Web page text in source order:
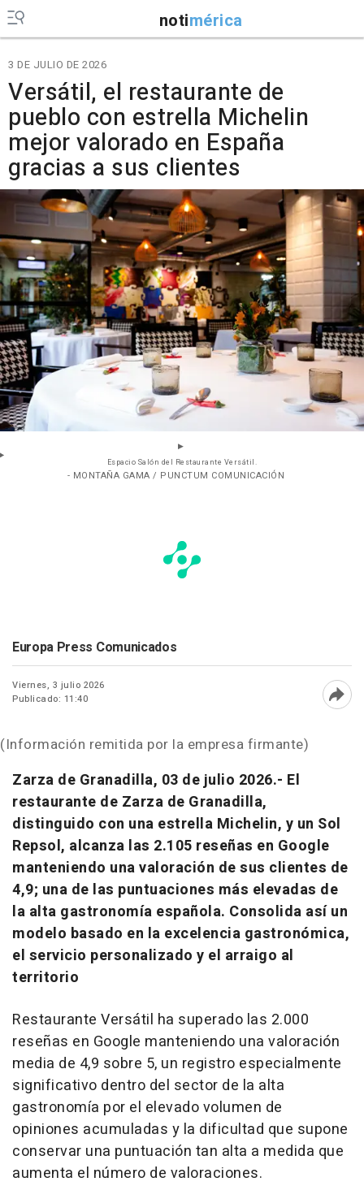
notimérica
3 DE JULIO DE 2026
Versátil, el restaurante de
pueblo con estrella Michelin
mejor valorado en España
gracias a sus clientes
Espacio Salón del Restaurante Versátil.
- MONTAÑA GAMA / PUNCTUM COMUNICACIÓN
Europa Press Comunicados
Viernes, 3 julio 2026
Publicado: 11:40
(Información remitida por la empresa firmante)
Zarza de Granadilla, 03 de julio 2026.- El
restaurante de Zarza de Granadilla,
distinguido con una estrella Michelin, y un Sol
Repsol, alcanza las 2.105 reseñas en Google
manteniendo una valoración de sus clientes de
4,9; una de las puntuaciones más elevadas de
la alta gastronomía española. Consolida así un
modelo basado en la excelencia gastronómica,
el servicio personalizado y el arraigo al
territorio
Restaurante Versátil ha superado las 2.000
reseñas en Google manteniendo una valoración
media de 4,9 sobre 5, un registro especialmente
significativo dentro del sector de la alta
gastronomía por el elevado volumen de
opiniones acumuladas y la dificultad que supone
conservar una puntuación tan alta a medida que
aumenta el número de valoraciones.